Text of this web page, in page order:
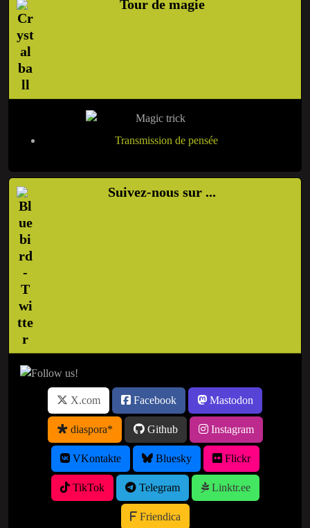
Tour de magie
Transmission de pensée
Suivez-nous sur ...
X.com Facebook Mastodon
diaspora* Github Instagram
VKontakte Bluesky Flickr
TikTok Telegram Linktr.ee
Friendica